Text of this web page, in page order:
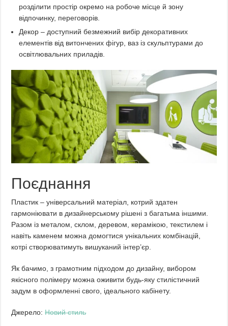
розділити простір окремо на робоче місце й зону
відпочинку, переговорів.
Декор – доступний безмежний вибір декоративних
елементів від витончених фігур, ваз із скульптурами до
освітлювальних приладів.
Поєднання
Пластик – універсальний матеріал, котрий здатен
гармоніювати в дизайнерському рішені з багатьма іншими.
Разом із металом, склом, деревом, керамікою, текстилем і
навіть каменем можна домогтися унікальних комбінацій,
котрі створюватимуть вишуканий інтер’єр.
Як бачимо, з грамотним підходом до дизайну, вибором
якісного полімеру можна оживити будь-яку стилістичний
задум в оформленні свого, ідеального кабінету.
Джерело:Новий стиль